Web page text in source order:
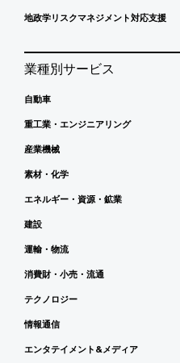
地政学リスクマネジメント対応支援
業種別サービス
自動車
重工業・エンジニアリング
産業機械
素材・化学
エネルギー・資源・鉱業
建設
運輸・物流
消費財・小売・流通
テクノロジー
情報通信
エンタテイメント&メディア